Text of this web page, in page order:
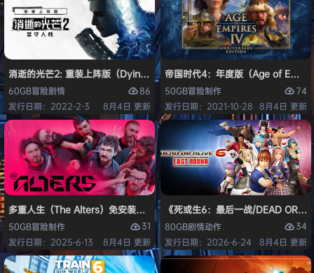
消逝的光芒2: 重装上阵版（Dying Light 2 Stay Human: Reloaded
60GB冒险剧情
86
发行日期：2022-2-3
8月4日 更新
帝国时代4：年度版（Age of
50GB冒险制作
74
发行日期：2021-10-28 8月4日 更新
多重人生（The Alters）免安装中文版
50GB冒险制作
31
发行日期：2025-6-13
8月4日 更新
《死或生6：最后一战/DEAD OR
80GB剧情动作
34
发行日期：2026-6-24
8月4日 更新